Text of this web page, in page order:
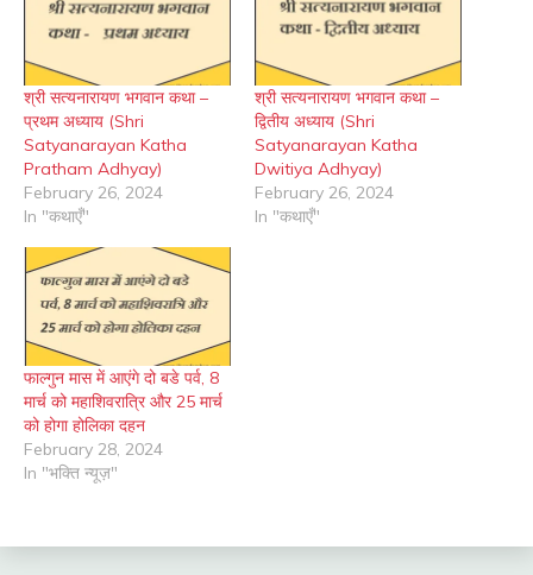
श्री सत्यनारायण भगवान कथा –
प्रथम अध्याय (Shri
Satyanarayan Katha
Pratham Adhyay)
February 26, 2024
In "कथाएँ"
श्री सत्यनारायण भगवान कथा –
द्वितीय अध्याय (Shri
Satyanarayan Katha
Dwitiya Adhyay)
February 26, 2024
In "कथाएँ"
फाल्गुन मास में आएंगे दो बडे पर्व, 8
मार्च को महाशिवरात्रि और 25 मार्च
को होगा होलिका दहन
February 28, 2024
In "भक्ति न्यूज़"